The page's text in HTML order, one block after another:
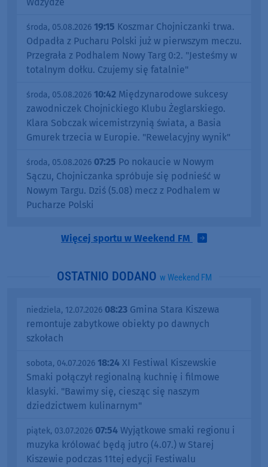
Wdzydze
środa, 05.08.2026 19:15 Koszmar Chojniczanki trwa.
Odpadła z Pucharu Polski już w pierwszym meczu.
Przegrała z Podhalem Nowy Targ 0:2. "Jesteśmy w
totalnym dołku. Czujemy się fatalnie"
środa, 05.08.2026 10:42 Międzynarodowe sukcesy
zawodniczek Chojnickiego Klubu Żeglarskiego.
Klara Sobczak wicemistrzynią świata, a Basia
Gmurek trzecia w Europie. "Rewelacyjny wynik"
środa, 05.08.2026 07:25 Po nokaucie w Nowym
Sączu, Chojniczanka spróbuje się podnieść w
Nowym Targu. Dziś (5.08) mecz z Podhalem w
Pucharze Polski
Więcej sportu w Weekend FM
OSTATNIO DODANO w Weekend FM
niedziela, 12.07.2026 08:23 Gmina Stara Kiszewa
remontuje zabytkowe obiekty po dawnych
szkołach
sobota, 04.07.2026 18:24 XI Festiwal Kiszewskie
Smaki połączył regionalną kuchnię i filmowe
klasyki. "Bawimy się, ciesząc się naszym
dziedzictwem kulinarnym"
piątek, 03.07.2026 07:54 Wyjątkowe smaki regionu i
muzyka królować będą jutro (4.07.) w Starej
Kiszewie podczas 11tej edycji Festiwalu